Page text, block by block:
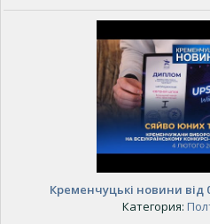
Кременчуцькі новини від
Категория: